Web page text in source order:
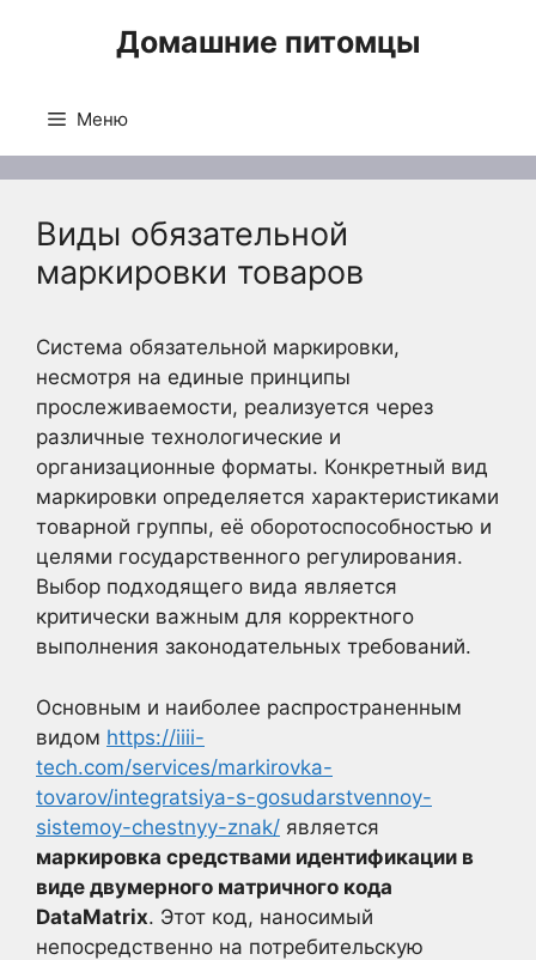
Домашние питомцы
Меню
Виды обязательной
маркировки товаров
Система обязательной маркировки,
несмотря на единые принципы
прослеживаемости, реализуется через
различные технологические и
организационные форматы. Конкретный вид
маркировки определяется характеристиками
товарной группы, её оборотоспособностью и
целями государственного регулирования.
Выбор подходящего вида является
критически важным для корректного
выполнения законодательных требований.
Основным и наиболее распространенным
видом https://iiii-
tech.com/services/markirovka-
tovarov/integratsiya-s-gosudarstvennoy-
sistemoy-chestnyy-znak/ является
маркировка средствами идентификации в
виде двумерного матричного кода
DataMatrix. Этот код, наносимый
непосредственно на потребительскую